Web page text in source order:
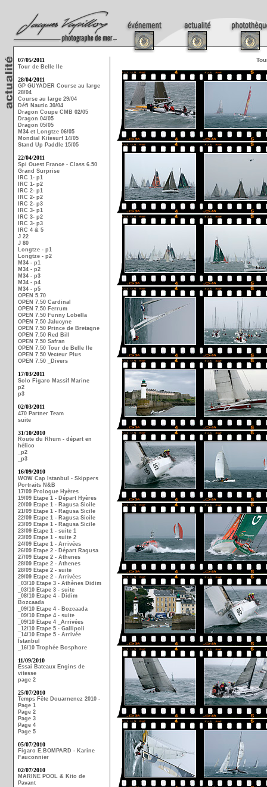
07/05/2011
Tour de Belle Ile
28/04/2011
GP GUYADER Course au large
28/04
Course au large 29/04
Défi Nautic 30/04
Dragon Coupe CMB 02/05
Dragon 04/05
Dragon 05/05
M34 et Longtze 06/05
Mondial Kitesurf 14/05
Stand Up Paddle 15/05
22/04/2011
Spi Ouest France - Class 6.50
Grand Surprise
IRC 1- p1
IRC 1- p2
IRC 2- p1
IRC 2- p2
IRC 2- p3
IRC 3- p1
IRC 3- p2
IRC 3- p3
IRC 4 & 5
J 22
J 80
Longtze - p1
Longtze - p2
M34 - p1
M34 - p2
M34 - p3
M34 - p4
M34 - p5
OPEN 5.70
OPEN 7.50 Cardinal
OPEN 7.50 Ferrum
OPEN 7.50 Funny Lobella
OPEN 7.50 Jalucyne
OPEN 7.50 Prince de Bretagne
OPEN 7.50 Red Bill
OPEN 7.50 Safran
OPEN 7.50 Tour de Belle Ile
OPEN 7.50 Vecteur Plus
OPEN 7.50 _Divers
17/03/2011
Solo Figaro Massif Marine
p2
p3
02/03/2011
470 Partner Team
suite
31/10/2010
Route du Rhum - départ en
hélico
_p2
_p3
16/09/2010
WOW Cap Istanbul - Skippers
Portraits N&B
17/09 Prologue Hyères
19/09 Etape 1 - Départ Hyères
20/09 Etape 1 - Ragusa Sicile
21/09 Etape 1 - Ragusa Sicile
22/09 Etape 1 - Ragusa Sicile
23/09 Etape 1 - Ragusa Sicile
23/09 Etape 1 - suite 1
23/09 Etape 1 - suite 2
24/09 Etape 1 - Arrivées
26/09 Etape 2 - Départ Ragusa
27/09 Etape 2 - Athenes
28/09 Etape 2 - Athenes
28/09 Etape 2 - suite
29/09 Etape 2 - Arrivées
_03/10 Etape 3 - Athènes Didim
_03/10 Etape 3 - suite
_08/10 Etape 4 - Didim
Bozcaada
_09/10 Etape 4 - Bozcaada
_09/10 Etape 4 - suite
_09/10 Etape 4 _Arrivées
_12/10 Etape 5 - Gallipoli
_14/10 Etape 5 - Arrivée
Istanbul
_16/10 Trophée Bosphore
11/09/2010
Essai Bateaux Engins de
vitesse
page 2
25/07/2010
Temps Fête Douarnenez 2010 -
Page 1
Page 2
Page 3
Page 4
Page 5
05/07/2010
Figaro E.BOMPARD - Karine
Fauconnier
02/07/2010
MARINE POOL & Kito de
Pavant